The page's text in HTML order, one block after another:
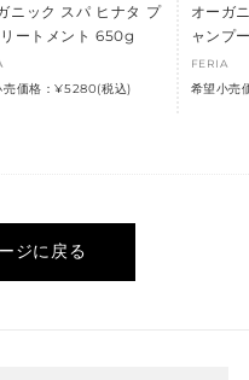
ニック スパ ヒナタ プ
ートメント 650g
売価格：¥5280(税込)
オーガ
ャンプ
FERIA
希望小売
ジに戻る